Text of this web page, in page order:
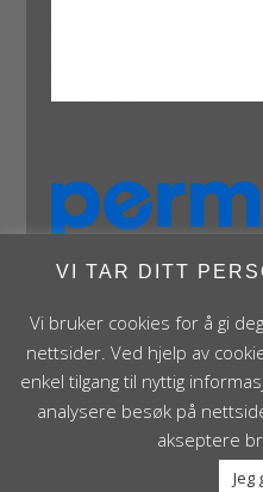
Panthera Norge AS •
Asker • Norge •
Org.nr. NO 995 824
VI TAR DITT
Vi bruker cookies for å gi
nettsider. Ved hjelp av
enkel tilgang til nyttig
analysere besøk på
akseptere
Jeg